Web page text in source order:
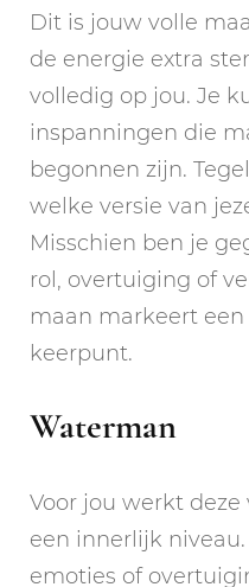
Dit is jouw volle
de energie extra
volledig op jou. Je
inspanningen die
begonnen zijn.
welke versie van
Misschien ben je
rol, overtuiging of
maan markeert
keerpunt.
Waterman
Voor jou werkt
een innerlijk
emoties of